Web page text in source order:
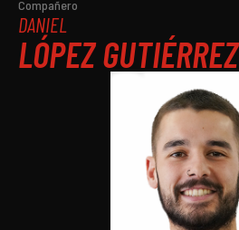
Compañero
DANIEL
LÓPEZ GUTIÉRREZ